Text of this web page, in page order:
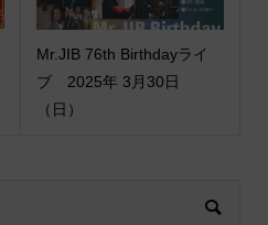
Mr.JIB 76th Birthdayライ
ブ 2025年 3月30日
（日）